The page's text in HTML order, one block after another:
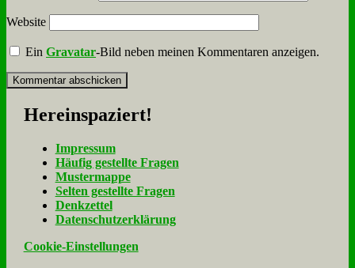
Website
EinGravatar-Bild neben meinen Kommentaren anzeigen.
Her­ein­spa­ziert!
Im­pres­sum
Häu­fig ge­stell­te Fra­gen
Mu­ster­map­pe
Sel­ten ge­stell­te Fra­gen
Denk­zet­tel
Da­ten­schutz­er­klä­rung
Cookie-Einstellungen